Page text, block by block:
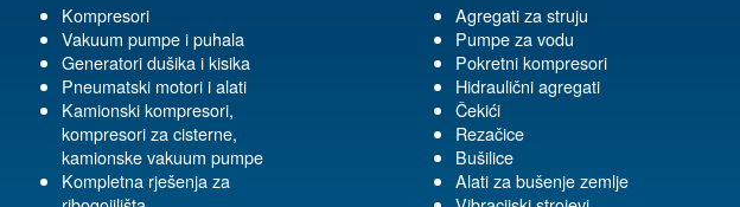
Kompresori
Vakuum pumpe i puhala
Generatori dušika i kisika
Pneumatski motori i alati
Kamionski kompresori,
kompresori za cisterne,
kamionske vakuum pumpe
Kompletna rješenja za
Agregati za struju
Pumpe za vodu
Pokretni kompresori
Hidraulični agregati
Čekići
Rezačice
Bušilice
Alati za bušenje zemlje